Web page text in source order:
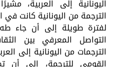
اليونانية إلى العربية،
الترجمة من اليونانية كانت
لفترة طويلة إلى أن جاء
التواصل المعرفي بين
الترجمات من اليونانية إلى
القومي للترجمة، إلى أن